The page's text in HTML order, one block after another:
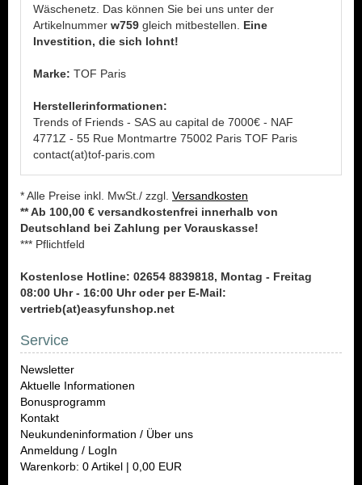
Wäschenetz. Das können Sie bei uns unter der
Artikelnummer w759 gleich mitbestellen. Eine
Investition, die sich lohnt!
Marke: TOF Paris
Herstellerinformationen:
Trends of Friends - SAS au capital de 7000€ - NAF
4771Z - 55 Rue Montmartre 75002 Paris TOF Paris
contact(at)tof-paris.com
* Alle Preise inkl. MwSt./ zzgl. Versandkosten
** Ab 100,00 € versandkostenfrei innerhalb von
Deutschland bei Zahlung per Vorauskasse!
*** Pflichtfeld
Kostenlose Hotline: 02654 8839818, Montag - Freitag
08:00 Uhr - 16:00 Uhr oder per E-Mail:
vertrieb(at)easyfunshop.net
Service
Newsletter
Aktuelle Informationen
Bonusprogramm
Kontakt
Neukundeninformation / Über uns
Anmeldung / LogIn
Warenkorb: 0 Artikel | 0,00 EUR